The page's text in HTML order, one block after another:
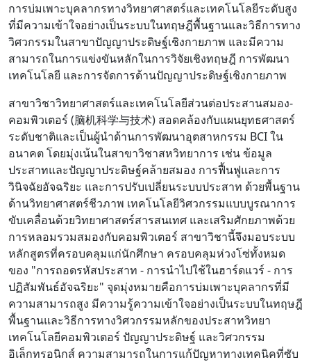
การบ่มเพาะบุคลากรทางวิทยาศาสตร์และเทคโนโลยีระดับสูง
ที่มีความเข้าใจอย่างเป็นระบบในทฤษฎีพื้นฐานและวิธีการทาง
วิศวกรรมในสาขาปัญญาประดิษฐ์เชิงกายภาพ และมีความ
สามารถในการแข่งขันหลักในการวิจัยเชิงทฤษฎี การพัฒนา
เทคโนโลยี และการจัดการด้านปัญญาประดิษฐ์เชิงกายภาพ
สาขาวิชาวิทยาศาสตร์และเทคโนโลยีส่วนต่อประสานสมอง-
คอมพิวเตอร์ (脑机科学与技术) สอดคล้องกับแผนยุทธศาสตร์
ระดับชาติและเป็นผู้นำด้านการพัฒนาอุตสาหกรรม BCI ใน
อนาคต โดยมุ่งเน้นในสาขาวิชาสหวิทยาการ เช่น ข้อมูล
ประสาทและปัญญาประดิษฐ์คล้ายสมอง การฟื้นฟูและการ
วินิจฉัยอัจฉริยะ และการปรับเปลี่ยนระบบประสาท ด้วยพื้นฐาน
ด้านวิทยาศาสตร์ชีวภาพ เทคโนโลยีวิศวกรรมแบบบูรณาการ
ขับเคลื่อนด้วยวิทยาศาสตร์สารสนเทศ และเสริมศักยภาพด้วย
การหลอมรวมสมองกับคอมพิวเตอร์ สาขาวิชานี้จึงมอบระบบ
หลักสูตรที่ครอบคลุมแก่นักศึกษา ครอบคลุมห่วงโซ่ทั้งหมด
ของ "การถอดรหัสประสาท - การนำไปใช้ในฮาร์ดแวร์ - การ
ปฏิสัมพันธ์อัจฉริยะ" จุดมุ่งหมายคือการบ่มเพาะบุคลากรที่มี
ความสามารถสูง มีความรู้ความเข้าใจอย่างเป็นระบบในทฤษฎี
พื้นฐานและวิธีการทางวิศวกรรมหลักของประสาทวิทยา
เทคโนโลยีคอมพิวเตอร์ ปัญญาประดิษฐ์ และวิศวกรรม
อิเล็กทรอนิกส์ ความสามารถในการแก้ปัญหาทางเทคนิคที่ซับ